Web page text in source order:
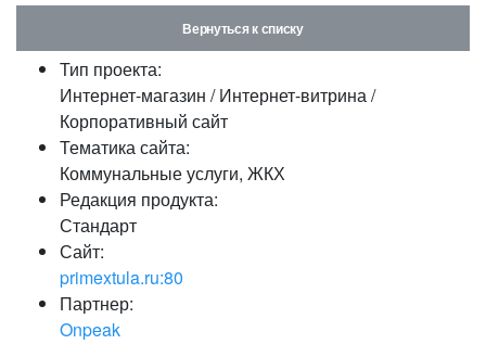
Запомнить меня на этом
Забыли свой пароль?
или войдите с помощью
Вернуться к списку
Тип проекта:
Интернет-магазин / Интернет-витрина /
Корпоративный сайт
Тематика сайта:
Коммунальные услуги, ЖКХ
Редакция продукта:
Стандарт
Сайт:
primextula.ru:80
Партнер:
Onpeak